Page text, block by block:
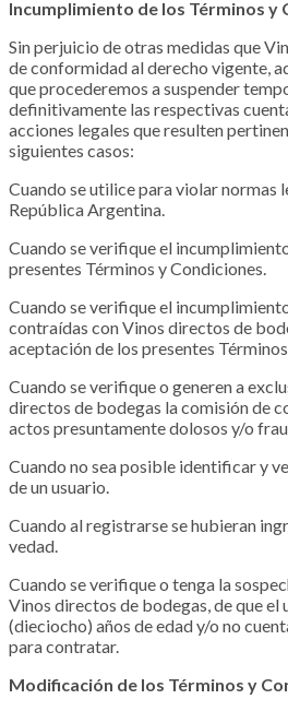
Incumplimiento de los Términos y
Sin perjuicio de otras medidas que
de conformidad al derecho vigente,
que procederemos a suspender
definitivamente las respectivas
acciones legales que resulten
siguientes casos:
Cuando se utilice para violar normas
República Argentina.
Cuando se verifique el
presentes Términos y Condiciones.
Cuando se verifique el
contraídas con Vinos directos de
aceptación de los presentes
Cuando se verifique o generen a
directos de bodegas la comisión de
actos presuntamente dolosos y/o
Cuando no sea posible identificar y
de un usuario.
Cuando al registrarse se hubieran
vedad.
Cuando se verifique o tenga la
Vinos directos de bodegas, de que el
(dieciocho) años de edad y/o no
para contratar.
Modificación de los Términos y